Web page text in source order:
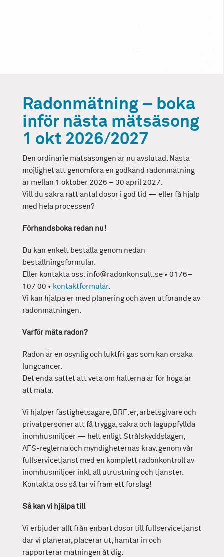
Radonmätning – boka
inför nästa mätsäsong
1 okt 2026/2027
Den ordinarie mätsäsongen är nu avslutad. Nästa
möjlighet att genomföra en godkänd radonmätning
är mellan 1 oktober 2026 – 30 april 2027.
Vill du säkra rätt antal dosor i god tid — eller få hjälp
med hela processen?
Förhandsboka redan nu!
Du kan enkelt beställa genom nedan
beställningsformulär.
Eller kontakta oss: info@radonkonsult.se • 0176–
107 00 • kontaktformulär.
Vi kan hjälpa er med planering och även utförande av
radonmätningen.
Varför mäta radon?
Radon är en osynlig och luktfri gas som kan orsaka
lungcancer.
Det enda sättet att veta om halterna är för höga är
att mäta.
Vi hjälper fastighetsägare, BRF:er, arbetsgivare och
privatpersoner att få trygga, säkra och laguppfyllda
inomhusmiljöer — helt enligt Strålskyddslagen,
AFS-reglerna och myndigheternas krav. genom vår
fullservicetjänst med en komplett radonkontroll av
inomhusmiljöer inkl. all utrustning och tjänster.
Kontakta oss så tar vi fram ett förslag!
Så kan vi hjälpa till
Vi erbjuder allt från enbart dosor till fullservicetjänst
där vi planerar, placerar ut, hämtar in och
rapporterar mätningen åt dig.